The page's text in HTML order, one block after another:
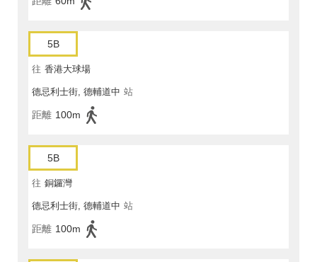
5B
往 香港大球場
德忌利士街, 德輔道中 站
距離 100m
5B
往 銅鑼灣
德忌利士街, 德輔道中 站
距離 100m